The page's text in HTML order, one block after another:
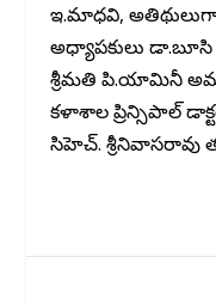
ఇ.మాధవి, అతిథులుగా
అధ్యాపకులు
శ్రీమతి పి.యామినీ
కళాశాల ప్రిన్సిపాల్
సిహెచ్. శ్రీనివాసరావు